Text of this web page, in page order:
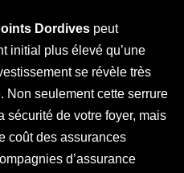
Dordives peut
initial plus élevé qu’une
se révèle très
Non seulement cette serrure
sécurité de votre foyer, mais
coût des assurances
d’assurance